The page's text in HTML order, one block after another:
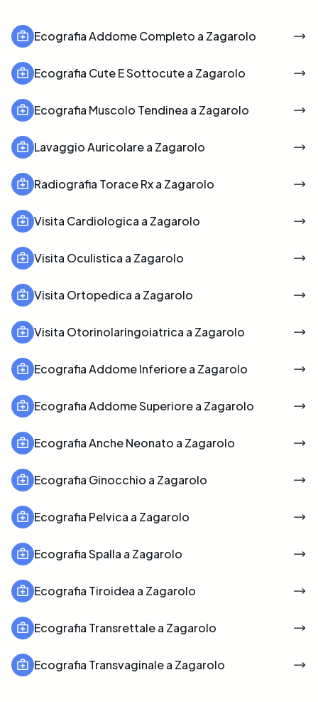
Ecografia Addome Completo a Zagarolo
Ecografia Cute E Sottocute a Zagarolo
Ecografia Muscolo Tendinea a Zagarolo
Lavaggio Auricolare a Zagarolo
Radiografia Torace Rx a Zagarolo
Visita Cardiologica a Zagarolo
Visita Oculistica a Zagarolo
Visita Ortopedica a Zagarolo
Visita Otorinolaringoiatrica a Zagarolo
Ecografia Addome Inferiore a Zagarolo
Ecografia Addome Superiore a Zagarolo
Ecografia Anche Neonato a Zagarolo
Ecografia Ginocchio a Zagarolo
Ecografia Pelvica a Zagarolo
Ecografia Spalla a Zagarolo
Ecografia Tiroidea a Zagarolo
Ecografia Transrettale a Zagarolo
Ecografia Transvaginale a Zagarolo